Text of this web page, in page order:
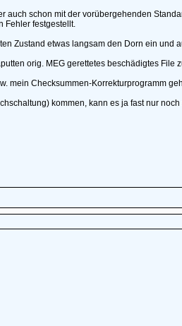
auch schon mit der vorübergehenden
Fehler festgestellt.
Zustand etwas langsam den Dorn ein und
orig. MEG gerettetes beschädigtes File
mein Checksummen-Korrekturprogramm
kommen, kann es ja fast nur